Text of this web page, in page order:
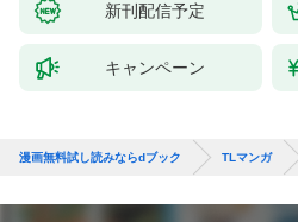
新刊配信予定
キャンペーン
漫画無料試し読みならdブック TLマンガ